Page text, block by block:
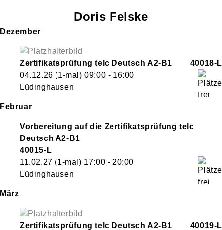
Doris Felske
Dezember
Zertifikatsprüfung telc Deutsch A2-B1
40018-L
04.12.26 (1-mal)09:00 - 16:00
Lüdinghausen
Februar
Vorbereitung auf die Zertifikatsprüfung telc
Deutsch A2-B1
40015-L
11.02.27 (1-mal) 17:00 - 20:00
Lüdinghausen
März
Zertifikatsprüfung telc Deutsch A2-B1
40019-L